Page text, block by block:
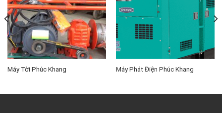
Máy Tời Phúc Khang Máy Phát Điện Phúc Khang